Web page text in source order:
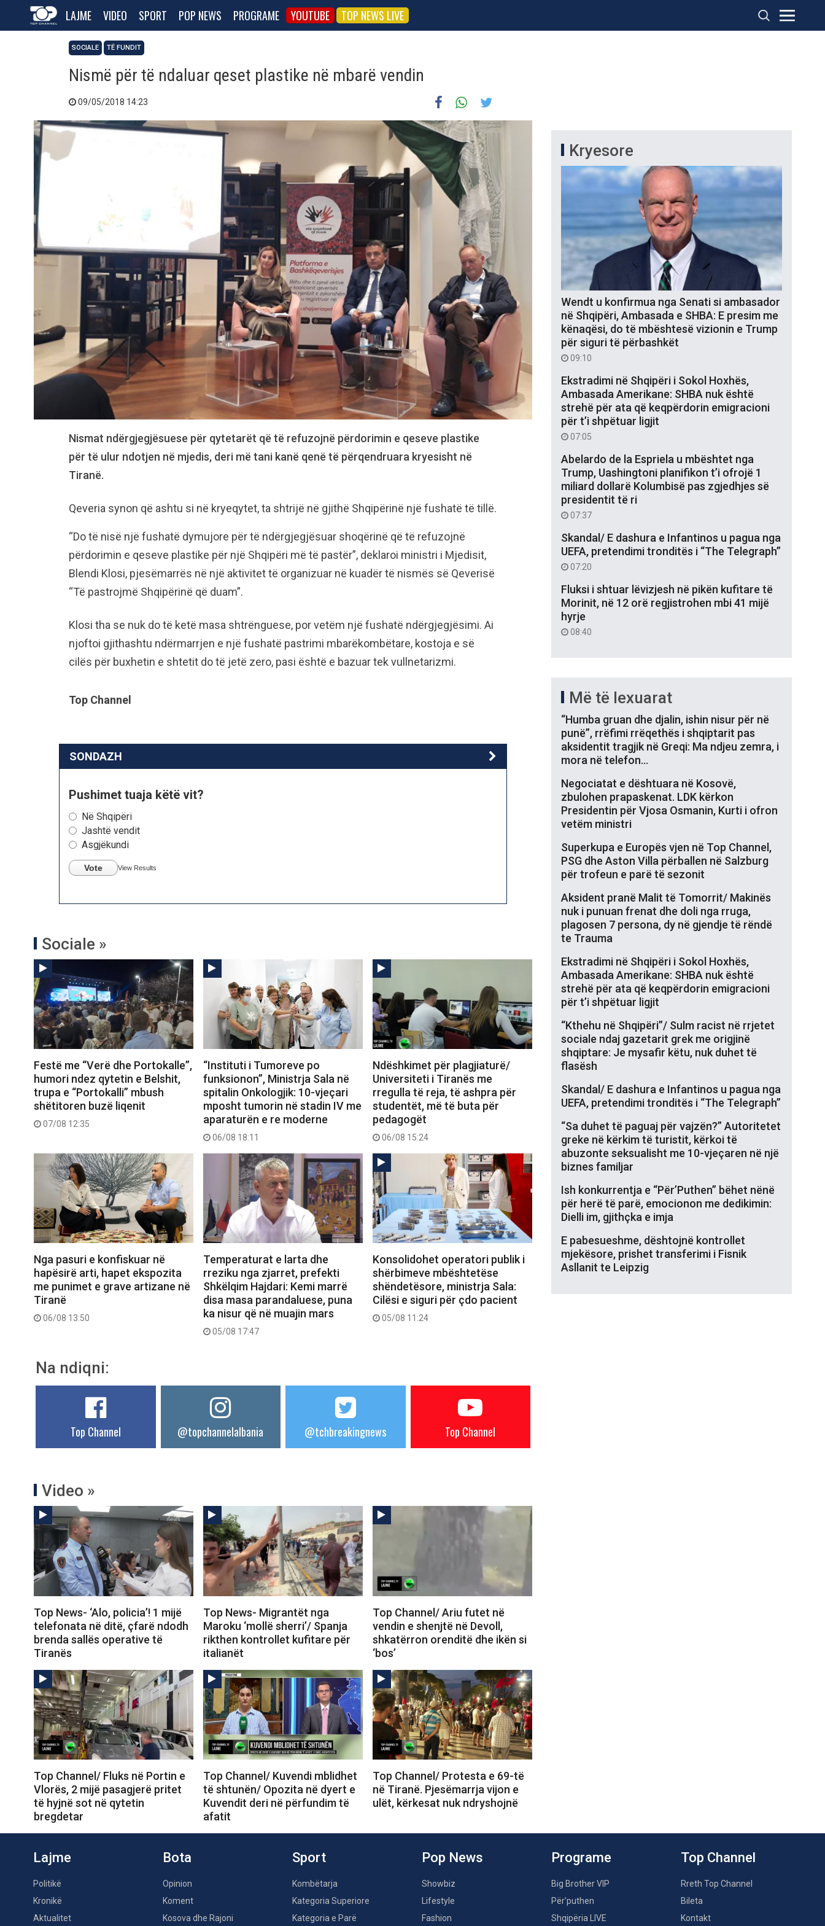
LAJME VIDEO SPORT POP NEWS PROGRAME YOUTUBE TOP NEWS LIVE
SOCIALE TË FUNDIT
Nismë për të ndaluar qeset plastike në mbarë vendin
09/05/2018 14:23
Nismat ndërgjegjësuese për qytetarët që të refuzojnë përdorimin e qeseve plastike
për të ulur ndotjen në mjedis, deri më tani kanë qenë të përqendruara kryesisht në
Tiranë.
Qeveria synon që ashtu si në kryeqytet, ta shtrijë në gjithë Shqipërinë një fushatë të tillë.
“Do të nisë një fushatë dymujore për të ndërgjegjësuar shoqërinë që të refuzojnë
përdorimin e qeseve plastike për një Shqipëri më të pastër”, deklaroi ministri i Mjedisit,
Blendi Klosi, pjesëmarrës në një aktivitet të organizuar në kuadër të nismës së Qeverisë
“Të pastrojmë Shqipërinë që duam”.
Klosi tha se nuk do të ketë masa shtrënguese, por vetëm një fushatë ndërgjegjësimi. Ai
njoftoi gjithashtu ndërmarrjen e një fushatë pastrimi mbarëkombëtare, kostoja e së
cilës për buxhetin e shtetit do të jetë zero, pasi është e bazuar tek vullnetarizmi.
Top Channel
SONDAZH
Pushimet tuaja këtë vit?
Në Shqipëri
Jashtë vendit
Asgjëkundi
Vote View Results
Sociale »
Festë me “Verë dhe Portokalle”,
humori ndez qytetin e Belshit,
trupa e “Portokalli” mbush
shëtitoren buzë liqenit
07/08 12:35
“Instituti i Tumoreve po
funksionon”, Ministrja Sala në
spitalin Onkologjik: 10-vjeçari
mposht tumorin në stadin IV me
aparaturën e re moderne
06/08 18:11
Ndëshkimet për plagjiaturë/
Universiteti i Tiranës me
rregulla të reja, të ashpra për
studentët, më të buta për
pedagogët
06/08 15:24
Nga pasuri e konfiskuar në
hapësirë arti, hapet ekspozita
me punimet e grave artizane në
Tiranë
06/08 13:50
Temperaturat e larta dhe
rreziku nga zjarret, prefekti
Shkëlqim Hajdari: Kemi marrë
disa masa parandaluese, puna
ka nisur që në muajin mars
05/08 17:47
Konsolidohet operatori publik i
shërbimeve mbështetëse
shëndetësore, ministrja Sala:
Cilësi e siguri për çdo pacient
05/08 11:24
Na ndiqni:
Top Channel @topchannelalbania @tchbreakingnews Top Channel
Video »
Top News- ‘Alo, policia’! 1 mijë
telefonata në ditë, çfarë ndodh
brenda sallës operative të
Tiranës
Top News- Migrantët nga
Maroku ‘mollë sherri’/ Spanja
rikthen kontrollet kufitare për
italianët
Top Channel/ Ariu futet në
vendin e shenjtë në Devoll,
shkatërron orenditë dhe ikën si
‘bos’
Top Channel/ Fluks në Portin e
Vlorës, 2 mijë pasagjerë pritet
të hyjnë sot në qytetin
bregdetar
Top Channel/ Kuvendi mblidhet
të shtunën/ Opozita në dyert e
Kuvendit deri në përfundim të
afatit
Top Channel/ Protesta e 69-të
në Tiranë. Pjesëmarrja vijon e
ulët, kërkesat nuk ndryshojnë
Kryesore
Wendt u konfirmua nga Senati si ambasador
në Shqipëri, Ambasada e SHBA: E presim me
kënaqësi, do të mbështesë vizionin e Trump
për siguri të përbashkët
09:10
Ekstradimi në Shqipëri i Sokol Hoxhës,
Ambasada Amerikane: SHBA nuk është
strehë për ata që keqpërdorin emigracioni
për t’i shpëtuar ligjit
07:05
Abelardo de la Espriela u mbështet nga
Trump, Uashingtoni planifikon t’i ofrojë 1
miliard dollarë Kolumbisë pas zgjedhjes së
presidentit të ri
07:37
Skandal/ E dashura e Infantinos u pagua nga
UEFA, pretendimi tronditës i “The Telegraph”
07:20
Fluksi i shtuar lëvizjesh në pikën kufitare të
Morinit, në 12 orë regjistrohen mbi 41 mijë
hyrje
08:40
Më të lexuarat
“Humba gruan dhe djalin, ishin nisur për në
punë”, rrëfimi rrëqethës i shqiptarit pas
aksidentit tragjik në Greqi: Ma ndjeu zemra, i
mora në telefon…
Negociatat e dështuara në Kosovë,
zbulohen prapaskenat. LDK kërkon
Presidentin për Vjosa Osmanin, Kurti i ofron
vetëm ministri
Superkupa e Europës vjen në Top Channel,
PSG dhe Aston Villa përballen në Salzburg
për trofeun e parë të sezonit
Aksident pranë Malit të Tomorrit/ Makinës
nuk i punuan frenat dhe doli nga rruga,
plagosen 7 persona, dy në gjendje të rëndë
te Trauma
Ekstradimi në Shqipëri i Sokol Hoxhës,
Ambasada Amerikane: SHBA nuk është
strehë për ata që keqpërdorin emigracioni
për t’i shpëtuar ligjit
“Kthehu në Shqipëri”/ Sulm racist në rrjetet
sociale ndaj gazetarit grek me origjinë
shqiptare: Je mysafir këtu, nuk duhet të
flasësh
Skandal/ E dashura e Infantinos u pagua nga
UEFA, pretendimi tronditës i “The Telegraph”
“Sa duhet të paguaj për vajzën?” Autoritetet
greke në kërkim të turistit, kërkoi të
abuzonte seksualisht me 10-vjeçaren në një
biznes familjar
Ish konkurrentja e “Për’Puthen” bëhet nënë
për herë të parë, emocionon me dedikimin:
Dielli im, gjithçka e imja
E pabesueshme, dështojnë kontrollet
mjekësore, prishet transferimi i Fisnik
Asllanit te Leipzig
Lajme
Politikë
Kronikë
Aktualitet
Bota
Opinion
Koment
Kosova dhe Rajoni
Sport
Kombëtarja
Kategoria Superiore
Kategoria e Parë
Pop News
Showbiz
Lifestyle
Fashion
Programe
Big Brother VIP
Për’puthen
Shqipëria LIVE
Top Channel
Rreth Top Channel
Bileta
Kontakt